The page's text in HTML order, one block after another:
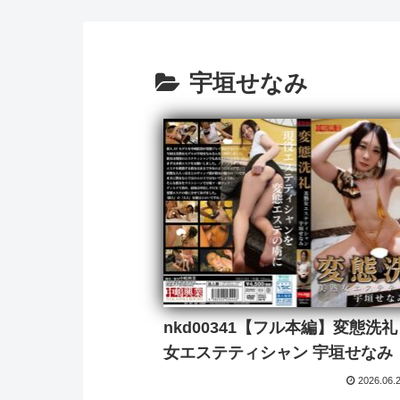
宇垣せなみ
nkd00341【フル本編】変態洗
女エステティシャン 宇垣せなみ